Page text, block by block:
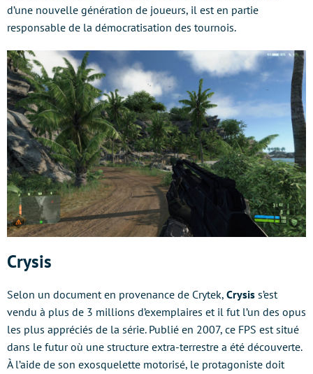
d’une nouvelle génération de joueurs, il est en partie
responsable de la démocratisation des tournois.
Crysis
Selon un document en provenance de Crytek, Crysis s’est
vendu à plus de 3 millions d’exemplaires et il fut l’un des opus
les plus appréciés de la série. Publié en 2007, ce FPS est situé
dans le futur où une structure extra-terrestre a été découverte.
À l’aide de son exosquelette motorisé, le protagoniste doit